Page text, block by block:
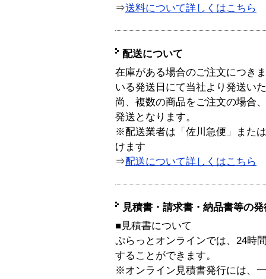
⇒送料について詳しくはこちら
配送について
在庫がある場合のご注文につき
いる発送日にて当社より発送い
尚、複数の商品をご注文の場合
発送となります。
※配送業者は「佐川急便」また
けます
⇒配送について詳しくはこちら
見積書・請求書・納品書等の
■見積書について
ぷらっとオンラインでは、24時
することができます。
※オンライン見積書発行には、